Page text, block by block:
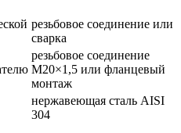
резьбовое соединение или
сварка
резьбовое соединение
М20×1,5 или фланцевый
монтаж
нержавеющая сталь AISI
304